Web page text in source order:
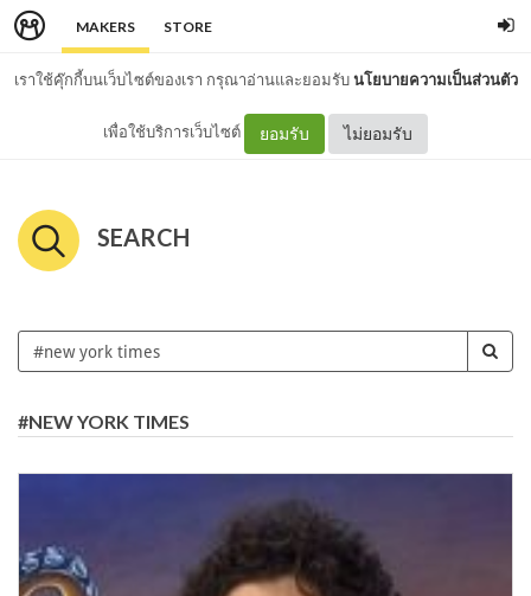
MAKERS STORE
เราใช้คุ๊กกี้บนเว็บไซต์ของเรา กรุณาอ่านและยอมรับนโยบายความเป็นส่วนตัว
เพื่อใช้บริการเว็บไซต์ ยอมรับ ไม่ยอมรับ
SEARCH
#NEW YORK TIMES